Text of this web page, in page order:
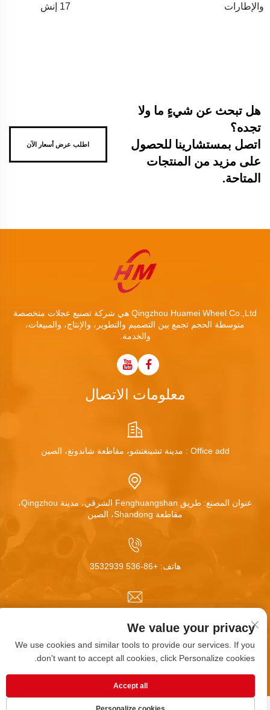
والإطارات
17 إنش
هل تبحث عن شيءٍ ما ولا
تجده؟
اتصل بمستشارينا للحصول
على مزيد من المنتجات
المتاحة.
اطلب عرض أسعار الآن
Qingzhou Huamei Wheel Co.,Ltd هي شركة تصنيع عجلات متخصصة
متوسطة الحجم تجمع بين التصميم والتطوير، والإنتاج، والمبيعات،
والخدمة.
معلومات الاتصال
Office add : مدينة تشينغتشو، مقاطعة شاندونغ، الصين
عنوان المصنع: طريق Fenghuangshan الشرقي، مدينة Qingzhou،
مقاطعة Shandong، الصين
هاتف:+86-536 3532939
حقوق النسخ محفوظة © شركة تشينغتشو هوا مي للعجلات
المحدودة. جميع الحقوق محفوظة |المدونة|سياسة الخصوصية
We value your privacy
We use cookies and similar tools to provide our services. If you
don't want to accept all cookies, click Personalize cookies.
Accept all